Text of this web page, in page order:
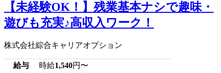
【未経験OK！】残業基本ナシで趣味・
遊びも充実♪高収入ワーク！
株式会社綜合キャリアオプション
給与 時給1,540円〜